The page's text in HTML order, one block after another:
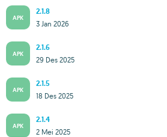
APK
2.1.8
3 Jan 2026
APK
2.1.6
29 Des 2025
APK
2.1.5
18 Des 2025
APK
2.1.4
2 Mei 2025